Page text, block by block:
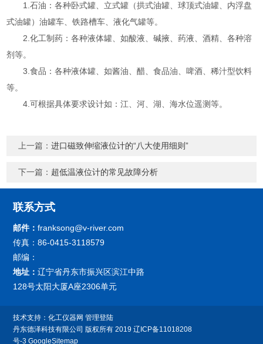
1.石油：各种卧式罐、立式罐（拱式油罐、球顶式油罐、内浮盘
式油罐）油罐车、铁路槽车、液化气罐等。
2.化工制药：各种液体罐、如酸液、碱掖、药液、酒精、各种溶
剂等。
3.食品：各种液体罐、如酱油、醋、食品油、啤酒、稀汁型饮料
等。
4.可根据具体要求设计如：江、河、湖、海水位遥测等。
上一篇：进口磁致伸缩液位计的“八大使用细则”
下一篇： 超低温液位计的常见故障分析
联系方式
邮件：franksong@v-river.com
传真：86-0415-3118579
邮编：
地址：辽宁省丹东市振兴区滨江中路
128号太阳大厦A座2306单元
技术支持：化工仪器网 管理登陆
丹东德泽科技有限公司 版权所有 2019辽ICP备11018208
号-3 GoogleSitemap